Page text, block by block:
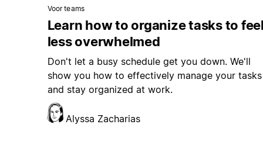
Voor teams
Learn how to organize tasks to feel
less overwhelmed
Don't let a busy schedule get you down. We'll
show you how to effectively manage your tasks
and stay organized at work.
Alyssa Zacharias